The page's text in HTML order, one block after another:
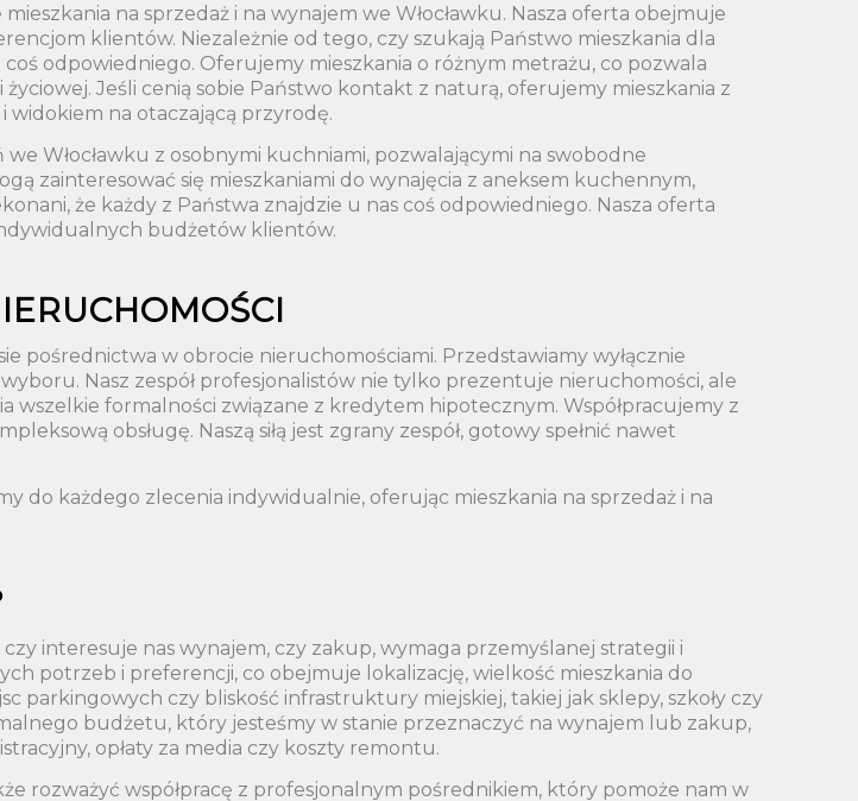
na sprzedaż i na wynajem we Włocławku. Nasza oferta obejmuje
klientów. Niezależnie od tego, czy szukają Państwo mieszkania dla
odpowiedniego. Oferujemy mieszkania o różnym metrażu, co pozwala
Jeśli cenią sobie Państwo kontakt z naturą, oferujemy mieszkania z
widokiem na otaczającą przyrodę.
Włocławku z osobnymi kuchniami, pozwalającymi na swobodne
zainteresować się mieszkaniami do wynajęcia z aneksem kuchennym,
że każdy z Państwa znajdzie u nas coś odpowiedniego. Nasza oferta
budżetów klientów.
pośrednictwa w obrocie nieruchomościami. Przedstawiamy wyłącznie
Nasz zespół profesjonalistów nie tylko prezentuje nieruchomości, ale
formalności związane z kredytem hipotecznym. Współpracujemy z
obsługę. Naszą siłą jest zgrany zespół, gotowy spełnić nawet
do każdego zlecenia indywidualnie, oferując mieszkania na sprzedaż i na
interesuje nas wynajem, czy zakup, wymaga przemyślanej strategii i
potrzeb i preferencji, co obejmuje lokalizację, wielkość mieszkania do
parkingowych czy bliskość infrastruktury miejskiej, takiej jak sklepy, szkoły czy
budżetu, który jesteśmy w stanie przeznaczyć na wynajem lub zakup,
opłaty za media czy koszty remontu.
rozważyć współpracę z profesjonalnym pośrednikiem, który pomoże nam w